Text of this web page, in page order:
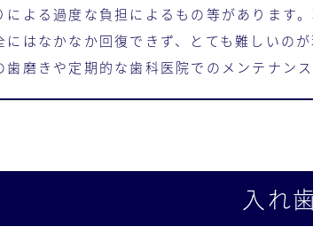
による過度な負担によるもの等があります
にはなかなか回復できず、とても難しいの
歯磨きや定期的な歯科医院でのメンテナン
入れ